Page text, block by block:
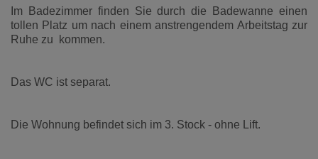
Im Badezimmer finden Sie durch die Badewanne einen
tollen Platz um nach einem anstrengendem Arbeitstag zur
Ruhe zu kommen.
Das WC ist separat.
Die Wohnung befindet sich im 3. Stock - ohne Lift.